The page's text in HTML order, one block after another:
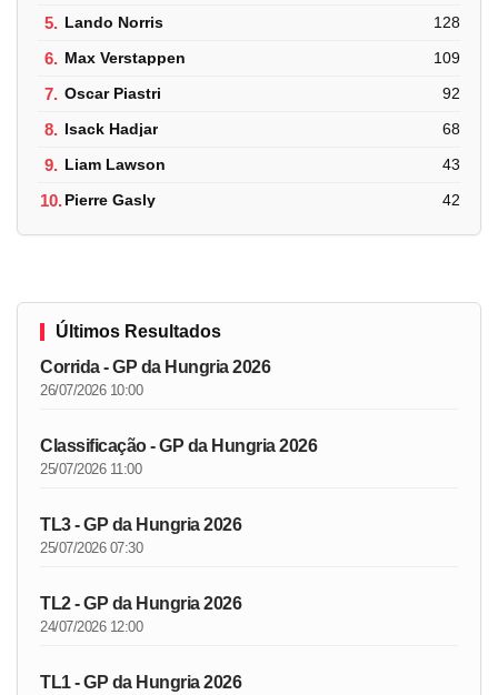
5. Lando Norris 128
6. Max Verstappen 109
7. Oscar Piastri 92
8. Isack Hadjar 68
9. Liam Lawson 43
10.Pierre Gasly 42
Últimos Resultados
Corrida - GP da Hungria 2026
26/07/2026 10:00
Classificação - GP da Hungria 2026
25/07/2026 11:00
TL3 - GP da Hungria 2026
25/07/2026 07:30
TL2 - GP da Hungria 2026
24/07/2026 12:00
TL1 - GP da Hungria 2026